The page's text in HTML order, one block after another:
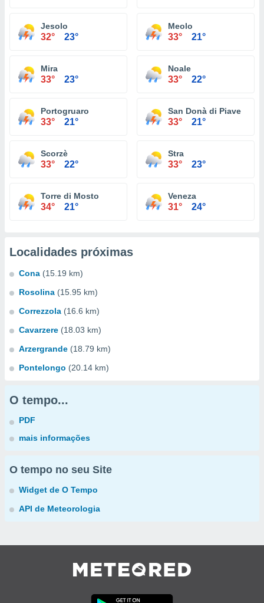
Jesolo
32° 23°
Meolo
33° 21°
Mira
33° 23°
Noale
33° 22°
Portogruaro
33° 21°
San Donà di Piave
33° 21°
Scorzè
33° 22°
Stra
33° 23°
Torre di Mosto
34° 21°
Veneza
31° 24°
Localidades próximas
Cona (15.19 km)
Rosolina (15.95 km)
Correzzola (16.6 km)
Cavarzere (18.03 km)
Arzergrande (18.79 km)
Pontelongo (20.14 km)
O tempo...
PDF
mais informações
O tempo no seu Site
Widget de O Tempo
API de Meteorologia